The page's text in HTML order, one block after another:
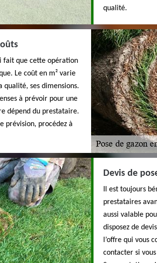
qualité.
fait que cette opération
Le coût en m² varie
qualité, ses dimensions.
à prévoir pour une
dépend du prestataire.
prévision, procédez à
Devis de
Il est toujours
prestataires
aussi valable
disposez de
l’offre qui vous
contacter si